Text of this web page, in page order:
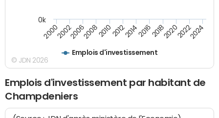
Emplois d'investissement
200020022006200820102012201420162018202020222024
0k
© JDN 2026
Emplois d'investissement par habitant de
Champdeniers